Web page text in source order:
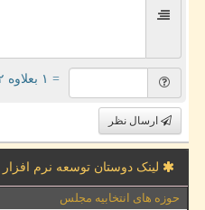
= ۱ بعلاوه ۲
ارسال نظر
لینک دوستان توسعه نرم افزار
حوزه های انتخابیه مجلس